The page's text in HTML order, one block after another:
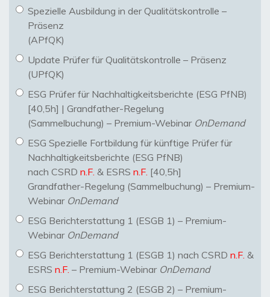
Spezielle Ausbildung in der Qualitätskontrolle –
Präsenz
(APfQK)
Update Prüfer für Qualitätskontrolle – Präsenz
(UPfQK)
ESG Prüfer für Nachhaltigkeitsberichte (ESG PfNB)
[40,5h] | Grandfather-Regelung
(Sammelbuchung) – Premium-Webinar OnDemand
ESG Spezielle Fortbildung für künftige Prüfer für
Nachhaltigkeitsberichte (ESG PfNB)
nach CSRD n.F. & ESRS n.F. [40,5h]
Grandfather-Regelung (Sammelbuchung) – Premium-
Webinar OnDemand
ESG Berichterstattung 1 (ESGB 1) – Premium-
Webinar OnDemand
ESG Berichterstattung 1 (ESGB 1) nach CSRD n.F. &
ESRS n.F. – Premium-Webinar OnDemand
ESG Berichterstattung 2 (ESGB 2) – Premium-